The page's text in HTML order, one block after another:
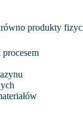
produkty
procesem